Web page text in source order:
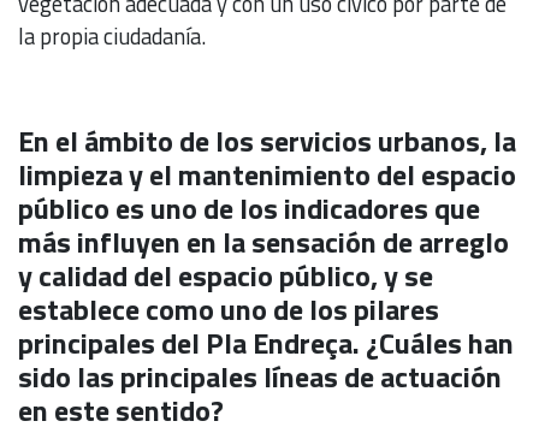
la propia ciudadanía.
En el ámbito de los servicios urbanos, la
limpieza y el mantenimiento del espacio
público es uno de los indicadores que
más influyen en la sensación de arreglo
y calidad del espacio público, y se
establece como uno de los pilares
principales del Pla Endreça. ¿Cuáles han
sido las principales líneas de actuación
en este sentido?